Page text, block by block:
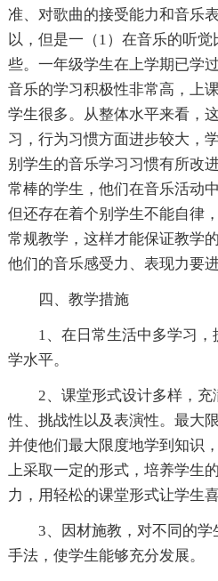
准、对歌曲的接受能力和音乐
以，但是一（1）在音乐的听
些。一年级学生在上学期已学
音乐的学习积极性非常高，上
学生很多。从整体水平来看，
习，行为习惯方面进步较大，
别学生的音乐学习习惯有所改
常棒的学生，他们在音乐活动
但还存在着个别学生不能自律
常规教学，这样才能保证教学
他们的音乐感受力、表现力要
四、教学措施
1、在日常生活中多学习
学水平。
2、课堂形式设计多样，
性、挑战性以及表演性。最大
并使他们最大限度地学到知识
上采取一定的形式，培养学生
力，用轻松的课堂形式让学生
3、因材施教，对不同的
手法，使学生能够充分发展。